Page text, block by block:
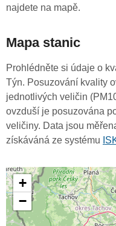
najdete na mapě.
Mapa stanic
Prohlédněte si údaje o
Týn. Posuzování kvality
jednotlivých veličin
ovzduší je posuzována
veličiny. Data jsou
získáváná ze systému
+
−